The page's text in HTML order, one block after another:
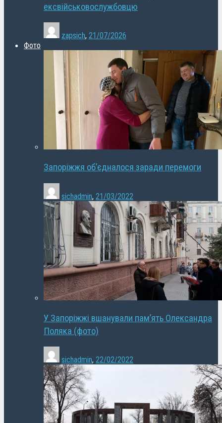
ексвійськовослужбовцю
zapsich, 21/07/2026
Фото
Запоріжжя об’єдналося заради перемоги
sichadmin, 21/03/2022
У Запоріжжі вшанували пам’ять Олександра
Поляка (фото)
sichadmin, 22/02/2022